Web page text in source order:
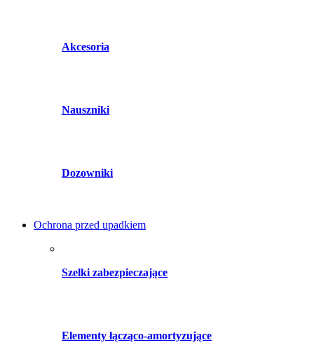
Akcesoria
Nauszniki
Dozowniki
Ochrona przed upadkiem
Szelki zabezpieczające
Elementy łącząco-amortyzujące